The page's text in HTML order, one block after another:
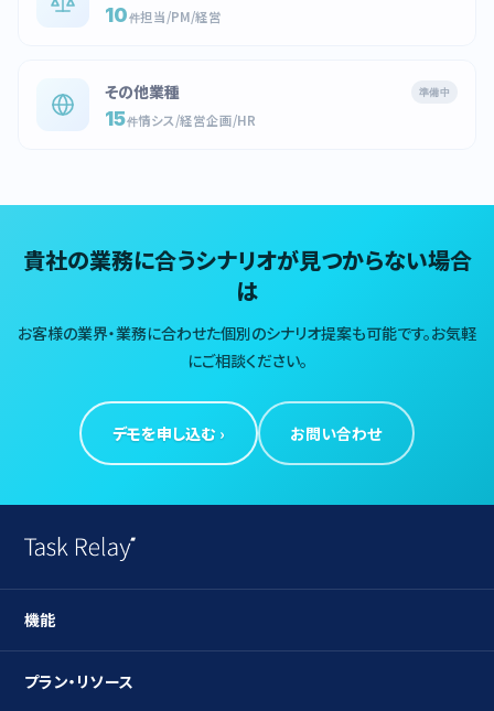
10件担当/PM/経営
その他業種 準備中
15件情シス/経営企画/HR
貴社の業務に合うシナリオが見つからない場合
は
お客様の業界・業務に合わせた個別のシナリオ提案も可能です。お気軽
にご相談ください。
デモを申し込む › お問い合わせ
機能
ガントチャート
プラン・リソース